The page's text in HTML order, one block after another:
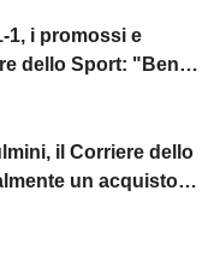
1, i promossi e
dello Sport: "Bene
il Corriere dello
un acquisto